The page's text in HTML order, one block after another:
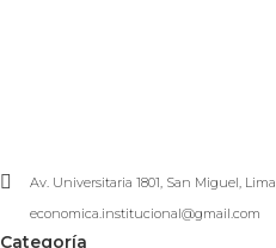
Av. Universitaria 1801, San Miguel,
economica.institucional@gmail.com
Categoría